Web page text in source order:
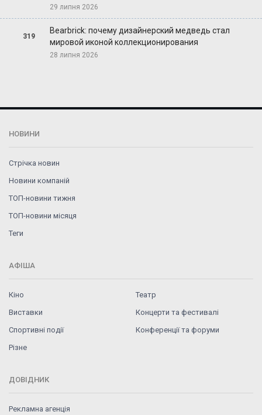
29 липня 2026
319
Bearbrick: почему дизайнерский медведь стал
мировой иконой коллекционирования
28 липня 2026
НОВИНИ
Стрічка новин
Новини компаній
ТОП-новини тижня
ТОП-новини місяця
Теги
АФІША
Кіно
Театр
Виставки
Концерти та фестивалі
Спортивні події
Конференції та форуми
Різне
ДОВІДНИК
Рекламна агенція